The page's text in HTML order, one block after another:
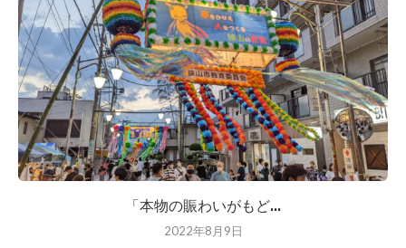
「本物の賑わいがもど...
2022年8月9日